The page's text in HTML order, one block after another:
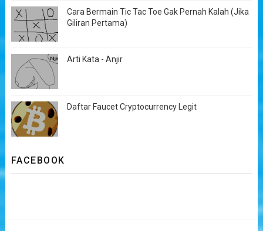
Cara Bermain Tic Tac Toe Gak Pernah Kalah (Jika
Giliran Pertama)
Arti Kata - Anjir
Daftar Faucet Cryptocurrency Legit
FACEBOOK